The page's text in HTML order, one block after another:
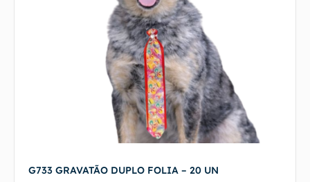
G733 GRAVATÃO DUPLO FOLIA – 20 UN